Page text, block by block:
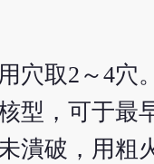
穴取2～4穴
型，可于最
潰破，用粗